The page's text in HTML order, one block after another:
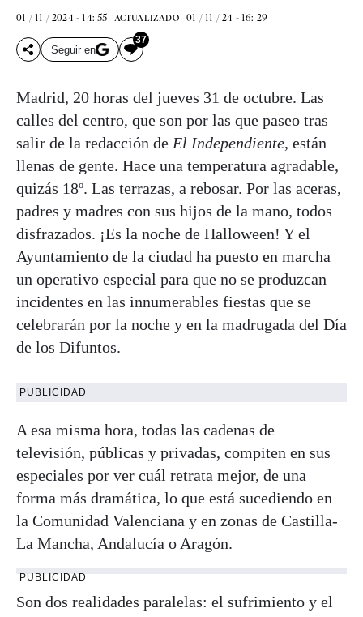
01 / 11 / 2024 - 14: 55 ACTUALIZADO 01 / 11 / 24 - 16: 29
Seguir en
37
Madrid, 20 horas del jueves 31 de octubre. Las
calles del centro, que son por las que paseo tras
salir de la redacción de El Independiente, están
llenas de gente. Hace una temperatura agradable,
quizás 18º. Las terrazas, a rebosar. Por las aceras,
padres y madres con sus hijos de la mano, todos
disfrazados. ¡Es la noche de Halloween! Y el
Ayuntamiento de la ciudad ha puesto en marcha
un operativo especial para que no se produzcan
incidentes en las innumerables fiestas que se
celebrarán por la noche y en la madrugada del Día
de los Difuntos.
PUBLICIDAD
A esa misma hora, todas las cadenas de
televisión, públicas y privadas, compiten en sus
especiales por ver cuál retrata mejor, de una
forma más dramática, lo que está sucediendo en
la Comunidad Valenciana y en zonas de Castilla-
La Mancha, Andalucía o Aragón.
PUBLICIDAD
Son dos realidades paralelas: el sufrimiento y el